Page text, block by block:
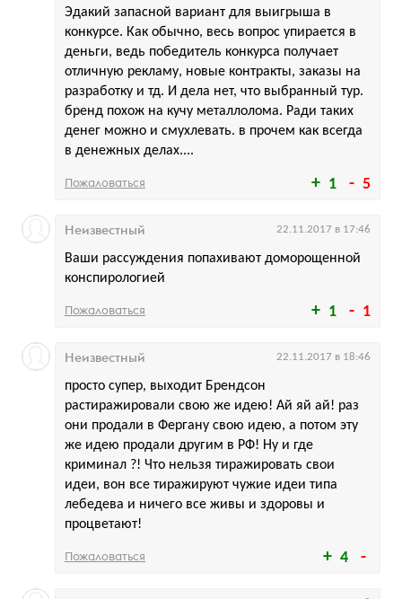
1 5
Эдакий запасной вариант для выигрыша в
конкурсе. Как обычно, весь вопрос упирается в
деньги, ведь победитель конкурса получает
отличную рекламу, новые контракты, заказы на
разработку и тд. И дела нет, что выбранный тур.
бренд похож на кучу металлолома. Ради таких
денег можно и смухлевать. в прочем как всегда
в денежных делах....
Пожаловаться
1 1
Ваши рассуждения попахивают доморощенной
конспирологией
Неизвестный 22.11.2017 в 17:46
Пожаловаться
4
просто супер, выходит Брендсон
растиражировали свою же идею! Ай яй ай! раз
они продали в Фергану свою идею, а потом эту
же идею продали другим в РФ! Ну и где
криминал ?! Что нельзя тиражировать свои
идеи, вон все тиражируют чужие идеи типа
лебедева и ничего все живы и здоровы и
процветают!
Неизвестный 22.11.2017 в 18:46
Пожаловаться